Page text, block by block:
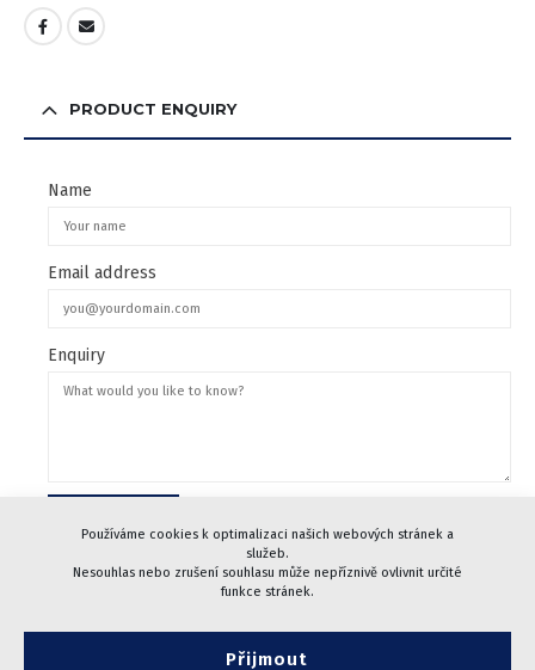
Používáme cookies k optimalizaci našich webových stránek a
služeb.
Nesouhlas nebo zrušení souhlasu může nepříznivě ovlivnit určité
funkce stránek.
Přijmout
PRODUCT ENQUIRY
Name
Email address
Enquiry
© 2005-2024 CHARVÁT Pacovské strojírny, a.s.